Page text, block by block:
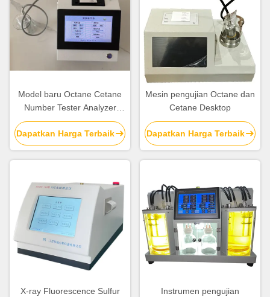
Model baru Octane Cetane
Number Tester Analyzer
Astm D613 Peralatan
pengujian analisis minyak
Dapatkan Harga Terbaik
Mesin pengujian Octane dan
Cetane Desktop
Dapatkan Harga Terbaik
X-ray Fluorescence Sulfur
Instrumen pengujian